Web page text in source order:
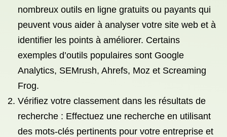
nombreux outils en ligne gratuits ou payants qui
peuvent vous aider à analyser votre site web et à
identifier les points à améliorer. Certains
exemples d’outils populaires sont Google
Analytics, SEMrush, Ahrefs, Moz et Screaming
Frog.
Vérifiez votre classement dans les résultats de
recherche : Effectuez une recherche en utilisant
des mots-clés pertinents pour votre entreprise et